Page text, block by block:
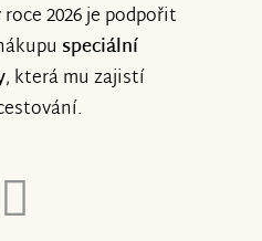
2026 je podpořit
speciální
, která mu zajistí